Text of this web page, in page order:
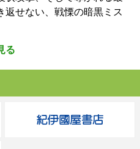
返せない、戦慄の暗黒ミス
る